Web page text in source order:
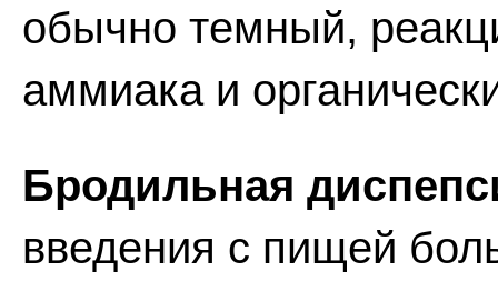
обычно темный,
аммиака и
Бродильная
введения с пищей